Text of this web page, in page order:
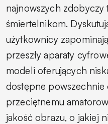
najnowszych zdobyczy
śmiertelnikom.
użytkownicy
przeszły aparaty
modeli oferujących
dostępne powszechnie
przeciętnemu
jakość obrazu, o jakiej